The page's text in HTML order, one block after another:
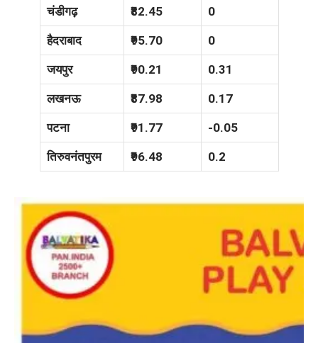
चंडीगढ़ ₹82.45 0
हैदराबाद ₹95.70 0
जयपुर ₹90.21 0.31
लखनऊ ₹87.98 0.17
पटना ₹91.77 -0.05
तिरुवनंतपुरम ₹96.48 0.2